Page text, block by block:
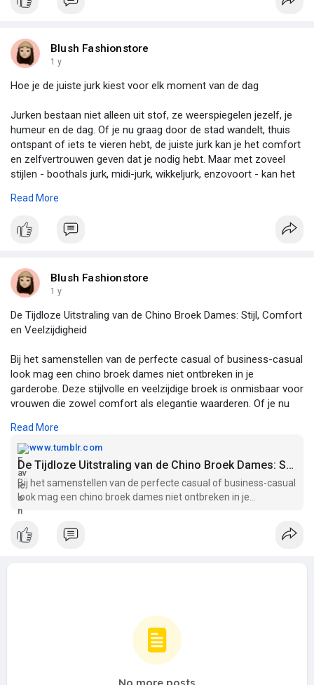
Blush Fashionstore
1 y
Hoe je de juiste jurk kiest voor elk moment van de dag
Jurken bestaan niet alleen uit stof, ze weerspiegelen jezelf, je
humeur en de dag. Of je nu graag door de stad wandelt, thuis
ontspant of iets te vieren hebt, de juiste jurk kan je het comfort
en zelfvertrouwen geven dat je nodig hebt. Maar met zoveel
stijlen - boothals jurk, midi-jurk, wikkeljurk, enzovoort - kan het
je humeur en je moment. Lees verder:
Read More
Blush Fashionstore
1 y
De Tijdloze Uitstraling van de Chino Broek Dames: Stijl, Comfort
en Veelzijdigheid
Bij het samenstellen van de perfecte casual of business-casual
look mag een chino broek dames niet ontbreken in je
garderobe. Deze stijlvolle en veelzijdige broek is onmisbaar voor
vrouwen die zowel comfort als elegantie waarderen. Of je nu
gelegenheid hebt, een goede dames chino broek tilt je outfit
direct naar een hoger niveau. Lees meer op:
https://www.tumblr.com/blushfa....shionstore/786535303
Read More
www.tumblr.com
De Tijdloze Uitstraling van de Chino Broek Dames: Stijl, Comfort en Veelzijdigheid – @blushfashionstore on Tumblr
Bij het samenstellen van de perfecte casual of business-casual
look mag een chino broek dames niet ontbreken in je
garderobe. Deze stij…